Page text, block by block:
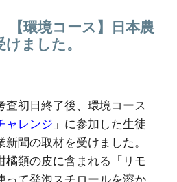
【環境コース】日本農
ました。
査初日終了後、環境コース
ャレンジ 」に参加した生徒
聞の取材を受けました。
橘類の皮に含まれる「リモ
って発泡スチロールを溶か